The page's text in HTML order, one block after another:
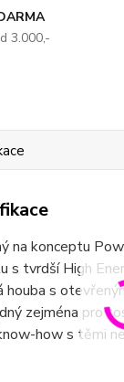
3.000,-
na konceptu
tvrdší High
s
zejména pro
how s těmi